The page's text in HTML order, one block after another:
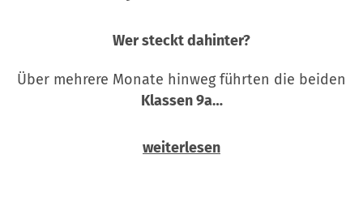
Wer steckt dahinter?
Über mehrere Monate hinweg führten die beiden
Klassen 9a…
weiterlesen